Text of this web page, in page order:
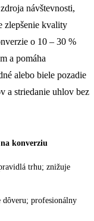
návštevnosti,
zlepšenie kvality
o 10 – 30 %
a pomáha
alebo biele pozadie
a striedanie uhlov bez
konverziu
trhu; znižuje
dôveru; profesionálny